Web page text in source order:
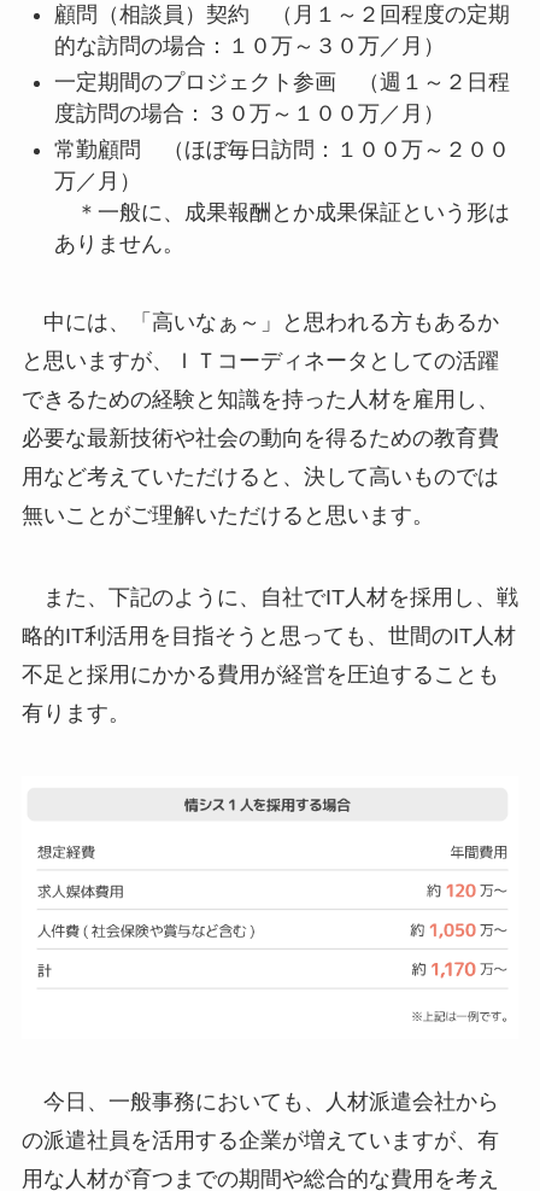
顧問（相談員）契約 （月１～２回程度の定期
的な訪問の場合：１０万～３０万／月）
一定期間のプロジェクト参画 （週１～２日程
度訪問の場合：３０万～１００万／月）
常勤顧問 （ほぼ毎日訪問：１００万～２００
万／月）
＊一般に、成果報酬とか成果保証という形は
ありません。
中には、「高いなぁ～」と思われる方もあるか
と思いますが、ＩＴコーディネータとしての活躍
できるための経験と知識を持った人材を雇用し、
必要な最新技術や社会の動向を得るための教育費
用など考えていただけると、決して高いものでは
無いことがご理解いただけると思います。
また、下記のように、自社でIT人材を採用し、戦
略的IT利活用を目指そうと思っても、世間のIT人材
不足と採用にかかる費用が経営を圧迫することも
有ります。
今日、一般事務においても、人材派遣会社から
の派遣社員を活用する企業が増えていますが、有
用な人材が育つまでの期間や総合的な費用を考え